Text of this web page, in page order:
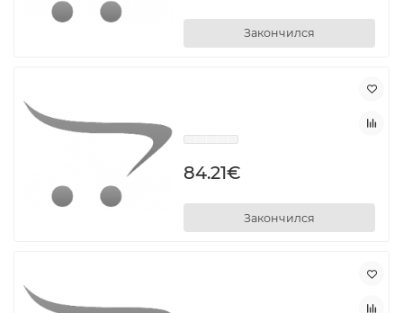
Закончился
84.21€
Закончился